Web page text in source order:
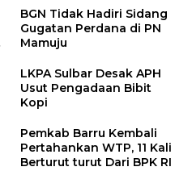
Personel
BGN Tidak Hadiri Sidang
Gugatan Perdana di PN
Mamuju
LKPA Sulbar Desak APH
Usut Pengadaan Bibit
Kopi
Pemkab Barru Kembali
Pertahankan WTP, 11 Kali
Berturut turut Dari BPK RI